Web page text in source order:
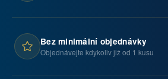
Bez minimální objednávky
Objednávejte kdykoliv již od 1 kusu